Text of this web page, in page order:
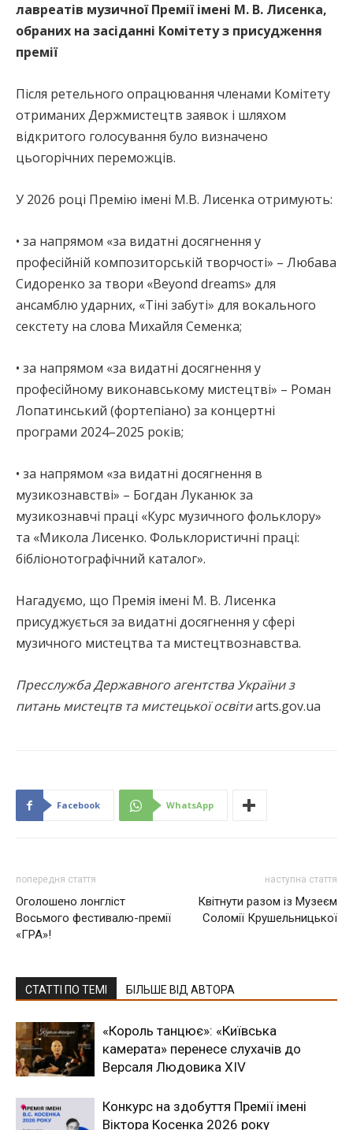
лавреатів музичної Премії імені М. В. Лисенка,
обраних на засіданні Комітету з присудження
премії
Після ретельного опрацювання членами Комітету
отриманих Держмистецтв заявок і шляхом
відкритого голосування було визначено
цьогорічних переможців.
У 2026 році Премію імені М.В. Лисенка отримують:
• за напрямом «за видатні досягнення у
професійній композиторській творчості» – Любава
Сидоренко за твори «Beyond dreams» для
ансамблю ударних, «Тіні забуті» для вокального
секстету на слова Михайля Семенка;
• за напрямом «за видатні досягнення у
професійному виконавському мистецтві» – Роман
Лопатинський (фортепіано) за концертні
програми 2024–2025 років;
• за напрямом «за видатні досягнення в
музикознавстві» – Богдан Луканюк за
музикознавчі праці «Курс музичного фольклору»
та «Микола Лисенко. Фольклористичні праці:
бібліонотографічний каталог».
Нагадуємо, що Премія імені М. В. Лисенка
присуджується за видатні досягнення у сфері
музичного мистецтва та мистецтвознавства.
Пресслужба Державного агентства України з
питань мистецтв та мистецької освітиarts.gov.ua
Facebook WhatsApp
попередня стаття
Оголошено лонгліст
Восьмого фестивалю-премії
«ГРА»!
наступна стаття
Квітнути разом із Музеєм
Соломії Крушельницької
СТАТТІ ПО ТЕМІ БІЛЬШЕ ВІД АВТОРА
«Король танцює»: «Київська
камерата» перенесе слухачів до
Версаля Людовика XIV
Конкурс на здобуття Премії імені
Віктора Косенка 2026 року